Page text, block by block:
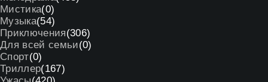
Мистика(0)
Музыка(54)
Приключения(306)
Для всей семьи(0)
Спорт(0)
Триллер(167)